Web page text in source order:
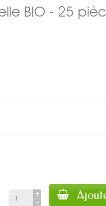
BIO - 25